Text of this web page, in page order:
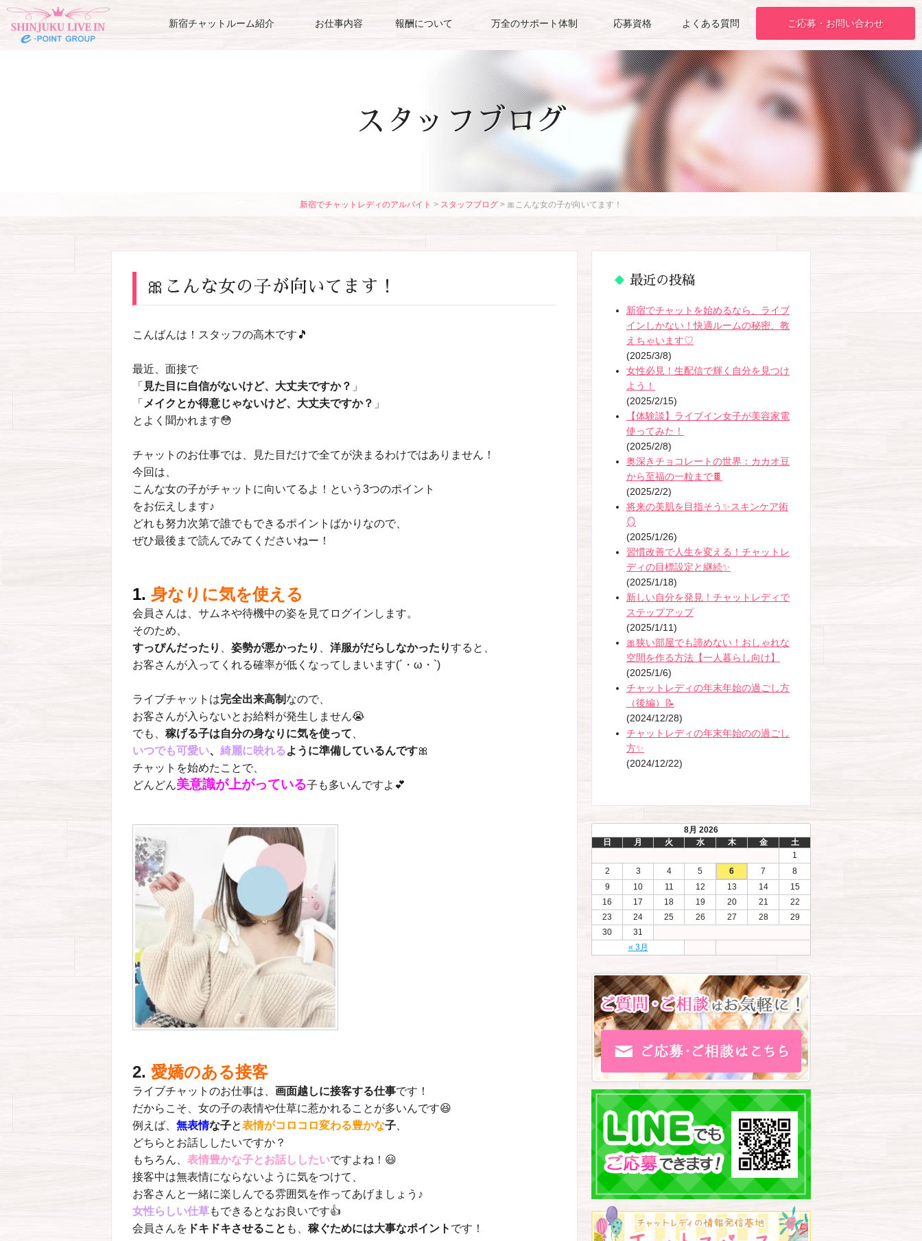
新宿チャットルーム紹介 お仕事内容 報酬について 万全のサポート体制 応募資格 よくある質問 ご応募・お問い合わせ
スタッフブログ
新宿でチャットレディのアルバイト > スタッフブログ > 🎀こんな女の子が向いてます！
🎀こんな女の子が向いてます！
こんばんは！スタッフの高木です🎵
最近、面接で
「 見た目に自信がないけど、大丈夫ですか？ 」
「 メイクとか得意じゃないけど、大丈夫ですか？ 」
とよく聞かれます😳
チャットのお仕事では、見た目だけで全てが決まるわけではありません！
今回は、
こんな女の子がチャットに向いてるよ！という 3つのポイント
をお伝えします♪
どれも努力次第で誰でもできるポイントばかりなので、
ぜひ最後まで読んでみてくださいねー！
1. 身なりに気を使える
会員さんは、サムネや待機中の姿を見てログインします。
そのため、
すっぴんだったり
姿勢が悪かったり 洋服がだらしなかったりすると、
お客さんが入ってくれる確率が低くなってしまいます(´・ω・`)
ライブチャットは完全出来高制 なので、
お客さんが入らないとお給料が発生しません😭
でも、 稼げる子は自分の身なりに気を使って
いつでも可愛い、 綺麗に映れるように準備しているんです🎀
チャットを始めたことで、
どんどん美意識が上がっている子も多いんですよ💕
2. 愛嬌のある接客
ライブチャットのお仕事は、 画面越しに接客する仕事です！
だからこそ、女の子の表情や仕草に惹かれることが多いんです😆
例えば、 無表情な子と表情がコロコロ変わる豊かな子
どちらとお話ししたいですか？
もちろん、 表情豊かな子とお話ししたいですよね！😃
接客中は無表情にならないように気をつけて
お客さんと一緒に楽しんでる雰囲気を作ってあげましょう♪
女性らしい仕草もできるとなお良いです👍
会員さんを ドキドキさせること も、 稼ぐためには大事なポイント です！
最近の投稿
新宿でチャットを始めるなら、ライブ
インしかない！快適ルームの秘密、教
えちゃいます♡
(2025/3/8)
女性必見！生配信で輝く自分を見つけ
よう！
(2025/2/15)
【体験談】ライブイン女子が美容家電
使ってみた！
(2025/2/8)
奥深きチョコレートの世界：カカオ豆
から至福の一粒まで🍫
(2025/2/2)
将来の美肌を目指そう✨スキンケア術
🪞
(2025/1/26)
習慣改善で人生を変える！チャットレ
ディの目標設定と継続✨
(2025/1/18)
新しい自分を発見！チャットレディで
ステップアップ
(2025/1/11)
🎀狭い部屋でも諦めない！おしゃれな
空間を作る方法【一人暮らし向け】
(2025/1/6)
チャットレディの年末年始の過ごし方
（後編）📝
(2024/12/28)
チャットレディの年末年始のの過ごし
方✨
(2024/12/22)
8月 2026
日
月 火 水 木 金 土
« 3月
1
2
3 4 5 6 7
8
9
10 11 12 13 14
15
16
17 18 19 20 21
22
23
24 25 26 27 28
29
30
31